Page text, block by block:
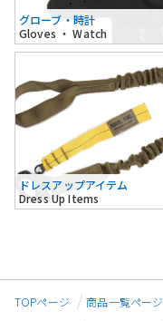
グローブ・時計
Gloves ・ Watch
ドレスアップアイテム
Dress Up Items
TOPページ 商品一覧ページ